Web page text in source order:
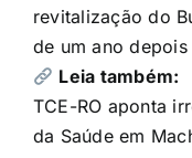
revitalização do
de um ano depois
Leia também:
TCE-RO aponta
da Saúde em